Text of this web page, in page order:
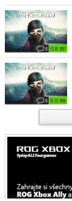
12. 01. 2017
0
15. 12. 2016
0